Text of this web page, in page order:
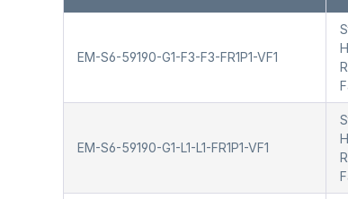
EM-S6-59190-G1-F3-F3-FR1P1-VF1
EM-S6-59190-G1-L1-L1-FR1P1-VF1